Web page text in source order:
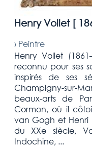
Henry Vollet [
› Peintre
Henry Vollet
reconnu pour ses
inspirés de ses
Champigny-sur-
beaux-arts de
Cormon, où il
van Gogh et Henri
du XXe siècle,
Indochine, ...